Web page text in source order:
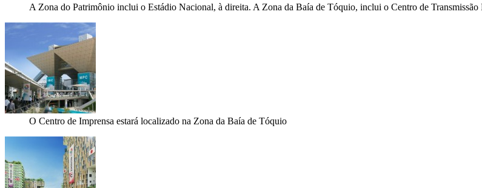
A Zona do Patrimônio inclui o Estádio Nacional, à direita. A Zona da Baía de Tóquio, inclui o Centro de Transmissão
O Centro de Imprensa estará localizado na Zona da Baía de Tóquio